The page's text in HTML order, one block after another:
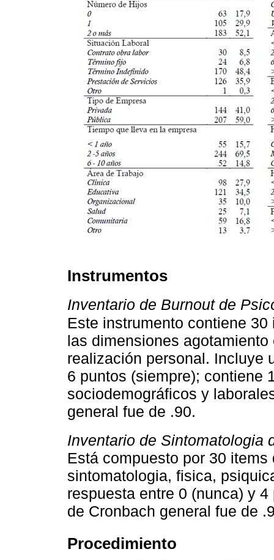
Instrumentos
Inventario de Burnout de
Este instrumento contiene
las dimensiones
realización personal. Incluye
6 puntos (siempre); contiene
sociodemográficos y
general fue de .90.
Inventario de Sintomatologia
Está compuesto por 30
sintomatologia, fisica,
respuesta entre 0 (nunca) y
de Cronbach general fue de
Procedimiento